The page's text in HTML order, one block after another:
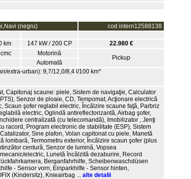
(negru) cod intern12588138
km 147 kW / 200 CP
22.980 €
Motorină
Pickup
Automată
extra-urban): 9,7/12,0/8,4 l/100 km*
Capitonaj scaune: piele, Sistem de navigaţie, Calculator
Senzor de ploaie, CD, Tempomat, Acţionare electrică
şofer reglabil electric, Încălzire scaune faţă, Parbriz
electric, Oglindă antireflectorizantă, Airbag şofer,
centralizată (cu telecomandă), Imobilizator , Jenţi
racord, Program electronic de stabilitate (ESP), Sistem
Sine plafon, Volan capitonat cu piele, Manetă
lombară, Termometru exterior, Încălzire scaun şofer (plus
centură, Senzor de lumină, Vopsea
electric, Lunetă încălzită dezaburire, Record
Berganfahrhilfe, Scheibenwaschdüsen
- Sensor vorn, Einparkhilfe - Sensor hinten,
(Kindersitz), Knieairbag ... alte detalii